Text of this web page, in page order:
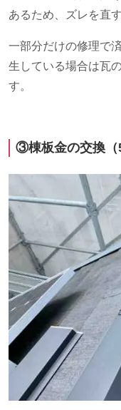
あるため、ズレを直
一部分だけの修理で
生している場合は瓦
す。
③棟板金の交換（